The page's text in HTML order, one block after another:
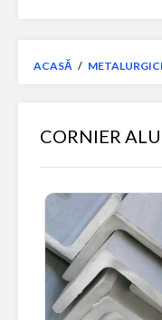
ACASĂ /
CORNIER